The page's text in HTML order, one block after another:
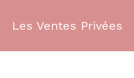
Les Ventes Privées